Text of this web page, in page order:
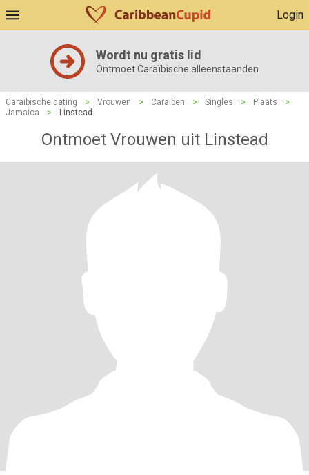
Login
Wordt nu gratis lid
Ontmoet Caraïbische alleenstaanden
Caraïbische dating > Vrouwen > Caraïben > Singles > Plaats
>
Jamaica
> Linstead
Ontmoet Vrouwen uit Linstead